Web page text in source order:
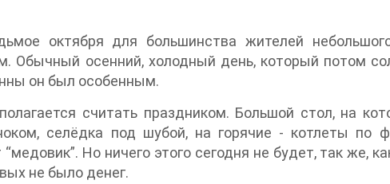
октября для большинства жителей
Обычный осенний, холодный день, который потом
он был особенным.
считать праздником. Большой стол, на
селёдка под шубой, на горячие - котлеты по
Но ничего этого сегодня не будет, так же,
не было денег.